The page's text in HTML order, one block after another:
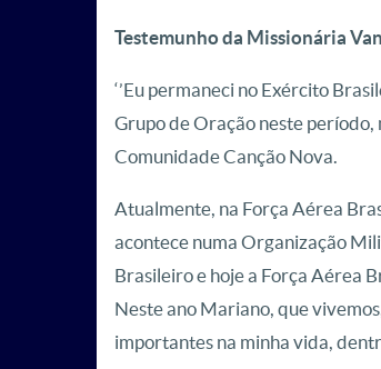
Testemunho da Missionária
‘’Eu permaneci no Exército
Grupo de Oração neste
Comunidade Canção Nova.
Atualmente, na Força Aérea
acontece numa Organização
Brasileiro e hoje a Força Aérea
Neste ano Mariano, que
importantes na minha vida,